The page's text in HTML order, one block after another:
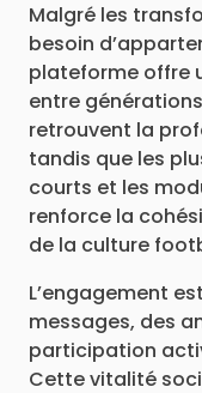
Malgré les
besoin
plateforme offre
entre
retrouvent la
tandis que les
courts et les
renforce la
de la culture
L’engagement
messages, des
participation
Cette vitalité